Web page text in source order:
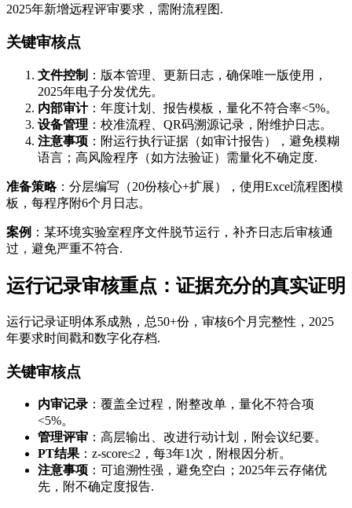
2025年新增远程评审要求，需附流程图.
关键审核点
文件控制 ：版本管理、更新日志，确保唯一版使用，
2025年电子分发优先。
内部审计：年度计划、报告模板，量化不符合率<5%。
设备管理 ：校准流程、QR码溯源记录，附维护日志。
注意事项 ：附运行执行证据（如审计报告），避免模糊
语言；高风险程序（如方法验证）需量化不确定度.
准备策略：分层编写（20份核心+扩展），使用Excel流程图模
板，每程序附6个月日志。
案例 ：某环境实验室程序文件脱节运行，补齐日志后审核通
过，避免严重不符合.
运行记录审核重点：证据充分的真实证明
运行记录证明体系成熟，总50+份，审核6个月完整性，2025
年要求时间戳和数字化存档.
关键审核点
内审记录 ：覆盖全过程，附整改单，量化不符合项
<5%。
管理评审 ：高层输出、改进行动计划，附会议纪要。
PT结果 ：z-score≤2，每3年1次，附根因分析。
注意事项 ：可追溯性强，避免空白；2025年云存储优
先，附不确定度报告.